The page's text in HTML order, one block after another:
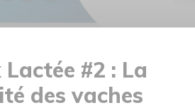
#2 : La
des vaches